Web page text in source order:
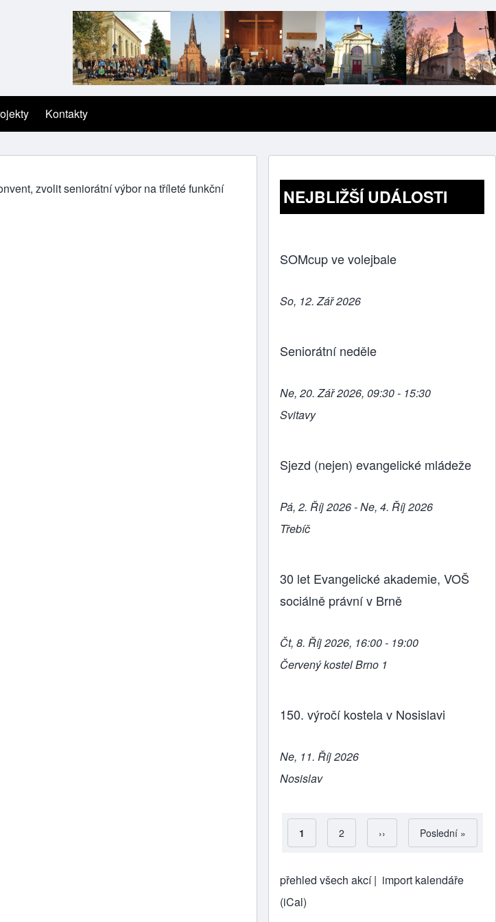
Kontakty
zvolit seniorátní výbor na tříleté funkční
NEJBLIŽŠÍ UDÁLOSTI
SOMcup ve volejbale
So, 12. Zář 2026
Seniorátní neděle
Ne, 20. Zář 2026, 09:30 - 15:30
Svitavy
Sjezd (nejen) evangelické mládeže
Pá, 2. Říj 2026 - Ne, 4. Říj 2026
Třebíč
30 let Evangelické akademie, VOŠ
sociálně právní v Brně
Čt, 8. Říj 2026, 16:00 - 19:00
Červený kostel Brno 1
150. výročí kostela v Nosislavi
Ne, 11. Říj 2026
Nosislav
Pagination
Aktuální stránka
1 Strana
2 Následující stránka
›› Poslední stránka
Poslední »
přehled všech akcí | import kalendáře
(iCal)